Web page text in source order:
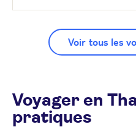
Voir tous les
Voyager en
pratiques